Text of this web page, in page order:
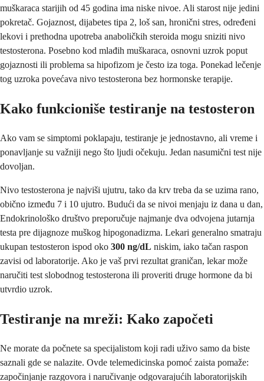
muškaraca starijih od 45 godina ima niske nivoe. Ali starost nije jedini
pokretač. Gojaznost, dijabetes tipa 2, loš san, hronični stres, određeni
lekovi i prethodna upotreba anaboličkih steroida mogu sniziti nivo
testosterona. Posebno kod mlađih muškaraca, osnovni uzrok poput
gojaznosti ili problema sa hipofizom je često iza toga. Ponekad lečenje
tog uzroka povećava nivo testosterona bez hormonske terapije.
Kako funkcioniše testiranje na testosteron
Ako vam se simptomi poklapaju, testiranje je jednostavno, ali vreme i
ponavljanje su važniji nego što ljudi očekuju. Jedan nasumični test nije
dovoljan.
Nivo testosterona je najviši ujutru, tako da krv treba da se uzima rano,
obično između 7 i 10 ujutro. Budući da se nivoi menjaju iz dana u dan,
Endokrinološko društvo preporučuje najmanje dva odvojena jutarnja
testa pre dijagnoze muškog hipogonadizma. Lekari generalno smatraju
ukupan testosteron ispod oko 300 ng/dL niskim, iako tačan raspon
zavisi od laboratorije. Ako je vaš prvi rezultat graničan, lekar može
naručiti test slobodnog testosterona ili proveriti druge hormone da bi
utvrdio uzrok.
Testiranje na mreži: Kako započeti
Ne morate da počnete sa specijalistom koji radi uživo samo da biste
saznali gde se nalazite. Ovde telemedicinska pomoć zaista pomaže:
započinjanje razgovora i naručivanje odgovarajućih laboratorijskih